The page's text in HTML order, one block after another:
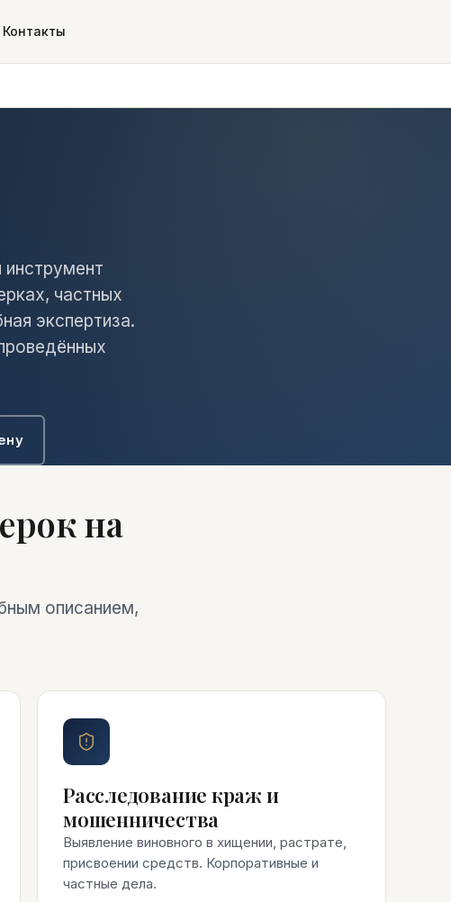
Контакты
частных
экспертиза.
на
описанием,
Расследование краж и
мошенничества
Выявление виновного в хищении, растрате,
присвоении средств. Корпоративные и
частные дела.